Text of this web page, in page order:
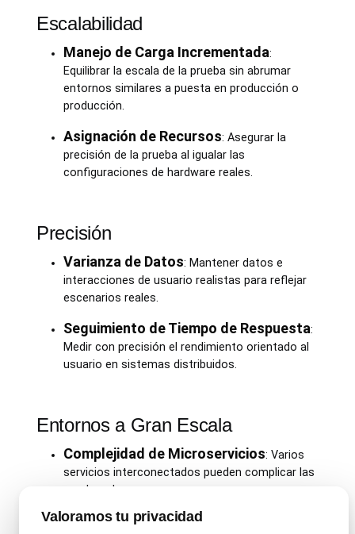
Escalabilidad
Manejo de Carga Incrementada:
Equilibrar la escala de la prueba sin abrumar
entornos similares a puesta en producción o
producción.
Asignación de Recursos: Asegurar la
precisión de la prueba al igualar las
configuraciones de hardware reales.
Precisión
Varianza de Datos: Mantener datos e
interacciones de usuario realistas para reflejar
escenarios reales.
Seguimiento de Tiempo de Respuesta:
Medir con precisión el rendimiento orientado al
usuario en sistemas distribuidos.
Entornos a Gran Escala
Complejidad de Microservicios: Varios
servicios interconectados pueden complicar las
pruebas de carga.
Integración de Herramientas
Valoramos tu privacidad